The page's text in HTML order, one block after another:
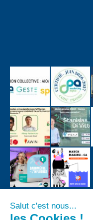
Salut c'est nous...